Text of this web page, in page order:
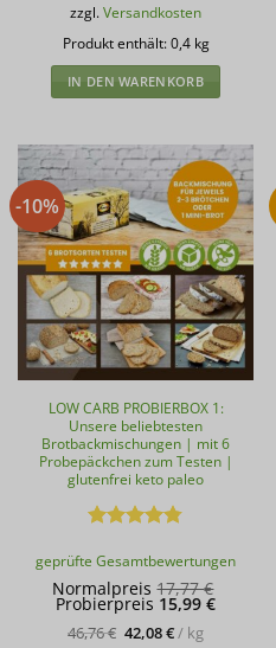
zzgl.Versandkosten
Produkt enthält: 0,4 kg
IN DEN WARENKORB
-10%
LOW CARB PROBIERBOX 1:
Unsere beliebtesten
Brotbackmischungen | mit 6
Probepäckchen zum Testen |
glutenfrei keto paleo
mit4.78
von 5
geprüfte Gesamtbewertungen
Normalpreis 17,77€
Probierpreis 15,99 €Aktueller
Preis
46,76€ 42,08€/ kg